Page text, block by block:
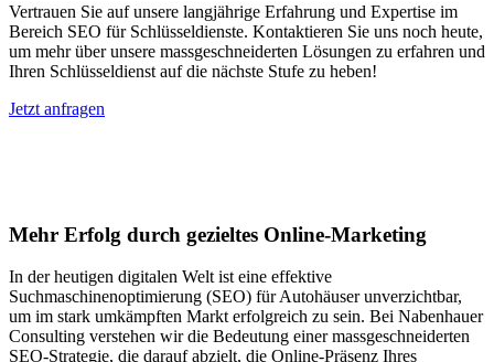
Vertrauen Sie auf unsere langjährige Erfahrung und Expertise im
Bereich SEO für Schlüsseldienste. Kontaktieren Sie uns noch heute,
um mehr über unsere massgeschneiderten Lösungen zu erfahren und
Ihren Schlüsseldienst auf die nächste Stufe zu heben!
Jetzt anfragen
Mehr Erfolg durch gezieltes Online-Marketing
In der heutigen digitalen Welt ist eine effektive
Suchmaschinenoptimierung (SEO) für Autohäuser unverzichtbar,
um im stark umkämpften Markt erfolgreich zu sein. Bei Nabenhauer
Consulting verstehen wir die Bedeutung einer massgeschneiderten
SEO-Strategie, die darauf abzielt, die Online-Präsenz Ihres